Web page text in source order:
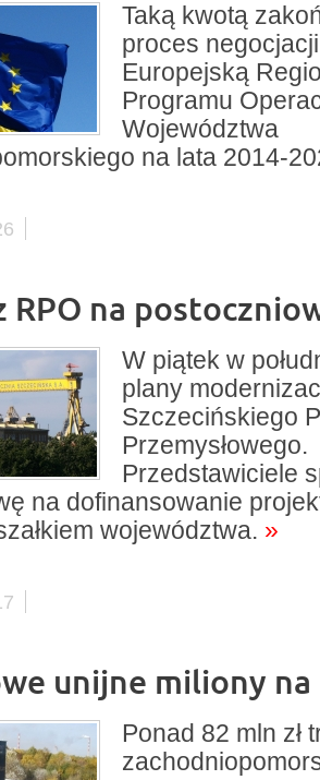
Taką kwotą
proces
Europejską
Programu
Województwa
na lata 2014-
RPO na
W piątek w
plany
Szczecińskiego
Przemysłowego.
Przedstawiciele
na dofinansowanie
województwa. »
unijne miliony na
Ponad 82 mln zł